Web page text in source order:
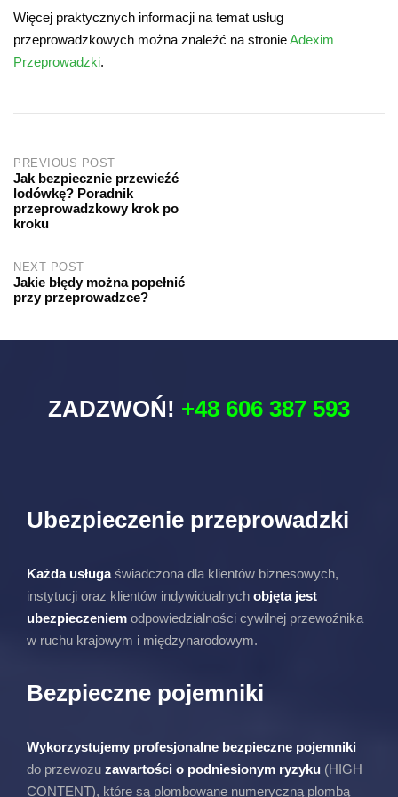
Więcej praktycznych informacji na temat usług
przeprowadzkowych można znaleźć na stronieAdexim
Przeprowadzki.
Post
navigation
PREVIOUS POST
Jak bezpiecznie przewieźć
lodówkę? Poradnik
przeprowadzkowy krok po
kroku
NEXT POST
Jakie błędy można popełnić
przy przeprowadzce?
ZADZWOŃ! +48 606 387 593
Ubezpieczenie przeprowadzki
Każda usługaświadczona dla klientów biznesowych,
instytucji oraz klientów indywidualnych objęta jest
ubezpieczeniem odpowiedzialności cywilnej przewoźnika
w ruchu krajowym i międzynarodowym.
Bezpieczne pojemniki
Wykorzystujemy profesjonalne bezpieczne pojemniki
do przewozu zawartości o podniesionym ryzyku (HIGH
CONTENT), które są plombowane numeryczną plombą